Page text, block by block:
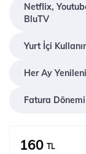
Netflix,
BluTV
Yurt İçi
Her Ay
Fatura
160 TL